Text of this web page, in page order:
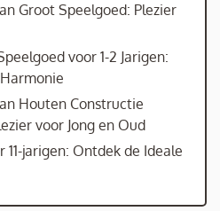
Groot Speelgoed: Plezier
voor 1-2 Jarigen:
Houten Constructie
voor Jong en Oud
11-jarigen: Ontdek de Ideale